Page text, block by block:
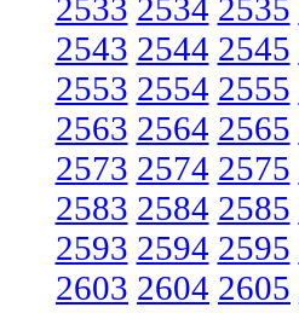
2533 2534 2535
2543 2544 2545
2553 2554 2555
2563 2564 2565
2573 2574 2575
2583 2584 2585
2593 2594 2595
2603 2604 2605